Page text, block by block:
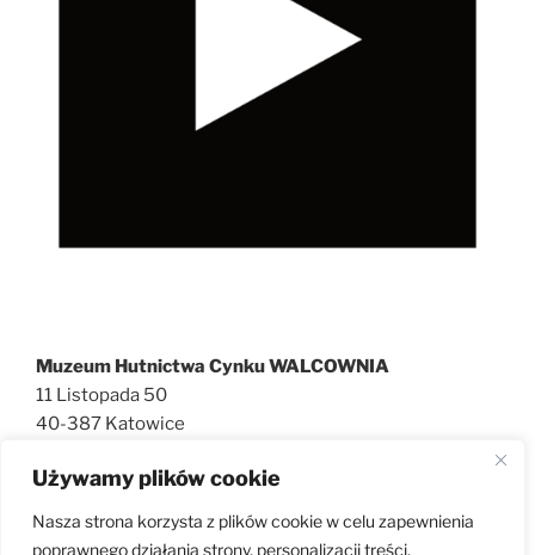
Używamy plików cookie
Nasza strona korzysta z plików cookie w celu zapewnienia
poprawnego działania strony, personalizacji treści,
Muzeum Hutnictwa Cynku WALCOWNIA
11 Listopada 50
40-387 Katowice
walcownia@muzeatechniki.pl